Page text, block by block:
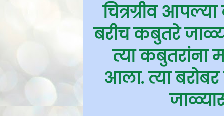
चित्रग्रीव
बरीच कबुतरे
त्या कबुतरांना
आला. त्या बरोबर